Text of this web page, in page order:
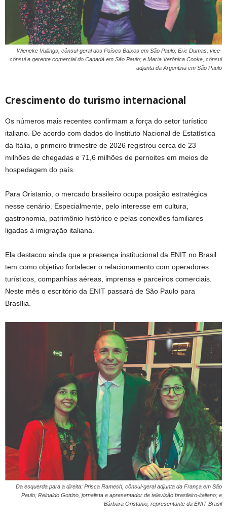
Wieneke Vullings, cônsul-geral dos Países Baixos em São Paulo; Eric Dumas, vice-
cônsul e gerente comercial do Canadá em São Paulo; e María Verónica Cooke, cônsul
adjunta da Argentina em São Paulo
Crescimento do turismo internacional
Os números mais recentes confirmam a força do setor turístico
italiano. De acordo com dados do Instituto Nacional de Estatística
da Itália, o primeiro trimestre de 2026 registrou cerca de 23
milhões de chegadas e 71,6 milhões de pernoites em meios de
hospedagem do país.
Para Oristanio, o mercado brasileiro ocupa posição estratégica
nesse cenário. Especialmente, pelo interesse em cultura,
gastronomia, patrimônio histórico e pelas conexões familiares
ligadas à imigração italiana.
Ela destacou ainda que a presença institucional da ENIT no Brasil
tem como objetivo fortalecer o relacionamento com operadores
turísticos, companhias aéreas, imprensa e parceiros comerciais.
Neste mês o escritório da ENIT passará de São Paulo para
Brasília.
Da esquerda para a direita: Prisca Ramesh, cônsul-geral adjunta da França em São
Paulo; Reinaldo Gottino, jornalista e apresentador de televisão brasileiro-italiano; e
Bárbara Oristanio, representante da ENIT Brasil